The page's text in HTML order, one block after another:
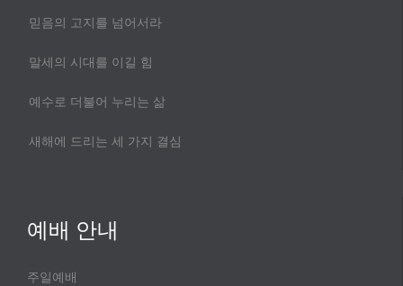
믿음의 고지를 넘어서라
말세의 시대를 이길 힘
예수로 더불어 누리는 삶
새해에 드리는 세 가지 결심
예배 안내
주일예배